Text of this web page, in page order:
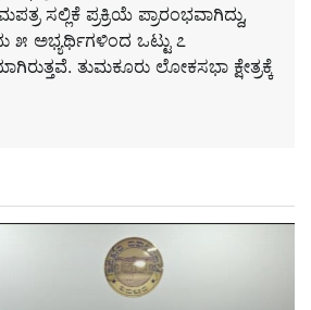
ಸಲ್ಲಿಕೆ ಪ್ರಕ್ರಿಯೆ ಪ್ರಾರಂಭವಾಗಿದ್ದು,
೫ ಅಭ್ಯರ್ಥಿಗಳಿಂದ ಒಟ್ಟು ೭
ತುಮಕೂರು ಲೋಕಸಭಾ ಕ್ಷೇತ್ರಕ್ಕೆ